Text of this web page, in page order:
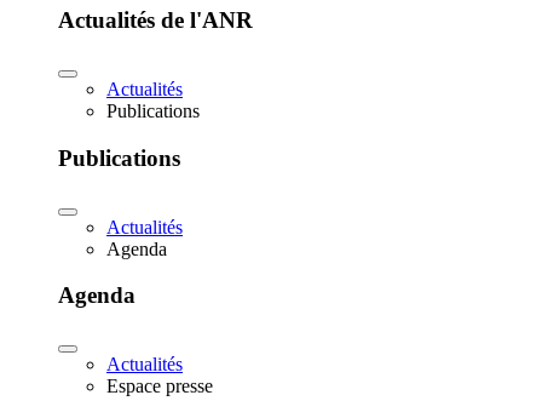
Actualités de l'ANR
Actualités
Publications
Publications
Actualités
Agenda
Agenda
Actualités
Espace presse